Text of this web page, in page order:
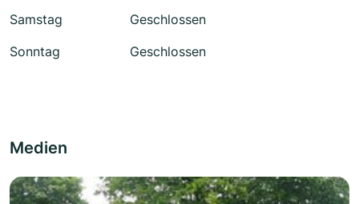
Samstag
Geschlossen
Sonntag
Geschlossen
Medien